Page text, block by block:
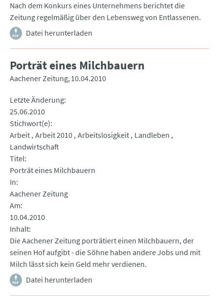
Nach dem Konkurs eines Unternehmens berichtet die
Zeitung regelmäßig über den Lebensweg von Entlassenen.
Datei herunterladen
Porträt eines Milchbauern
Aachener Zeitung 10.04.2010
Letzte Änderung
25.06.2010
Stichwort(e)
Arbeit Arbeit 2010 Arbeitslosigkeit Landleben
Landwirtschaft
Titel
Porträt eines Milchbauern
In
Aachener Zeitung
Am
10.04.2010
Inhalt
Die Aachener Zeitung porträtiert einen Milchbauern, der
seinen Hof aufgibt - die Söhne haben andere Jobs und mit
Milch lässt sich kein Geld mehr verdienen.
Datei herunterladen